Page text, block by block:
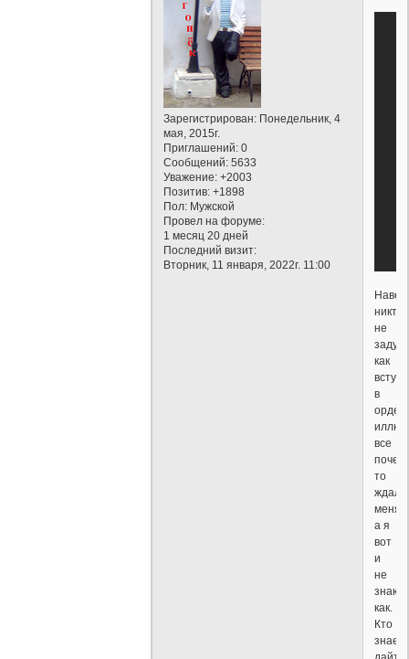
Зарегистрирован: Понедельник, 4
мая, 2015г.
Приглашений: 0
Сообщений: 5633
Уважение: +2003
Позитив: +1898
Пол: Мужской
Провел на форуме:
1 месяц 20 дней
Последний визит:
Вторник, 11 января, 2022г. 11:00
никто
не
как
в
орден
все
то
ждали
меня,
а я
вот
и
не
знаю
как.
Кто
знает